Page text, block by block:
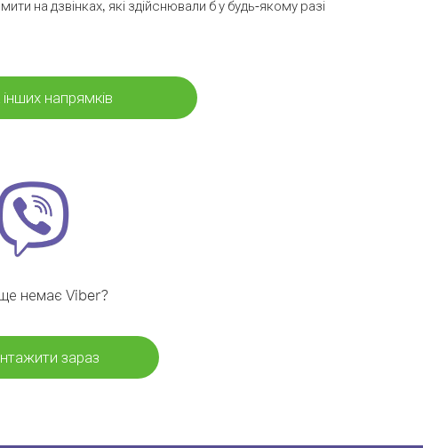
на дзвінках, які здійснювали б у будь-якому разі
напрямків
немає Viber?
зараз